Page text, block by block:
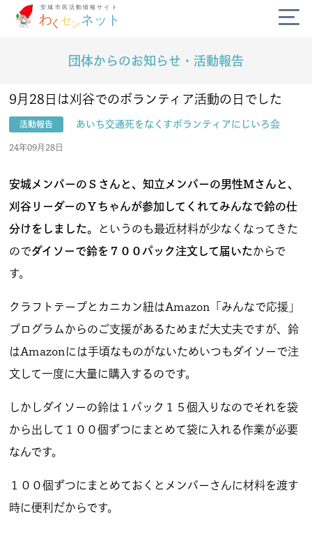
diversity_3
campaign
today
volunteer_activism
handshake
会員規約 免責事項
登録団体要綱
account_circle login
団体からのお知らせ・活動報告
9月28日は刈谷でのボランティア活動の日でした
活動報告 あいち交通死をなくすボランティアにじいろ会
24年09月28日
安城メンバーのＳさんと、知立メンバーの男性Ｍさんと、
刈谷リーダーのＹちゃんが参加してくれてみんなで鈴の仕
分けをしました。
というのも最近材料が少なくなってきた
のでダイソーで鈴を７００パック注文して届いたからで
す。
クラフトテープとカニカン紐はAmazon「みんなで応援」
プログラムからのご支援があるためまだ大丈夫ですが、鈴
はAmazonには手頃なものがないためいつもダイソーで注
文して一度に大量に購入するのです。
しかしダイソーの鈴は１パック１５個入りなのでそれを袋
から出して１００個ずつにまとめて袋に入れる作業が必要
なんです。
１００個ずつにまとめておくとメンバーさんに材料を渡す
時に便利だからです。